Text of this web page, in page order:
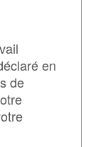
en
de